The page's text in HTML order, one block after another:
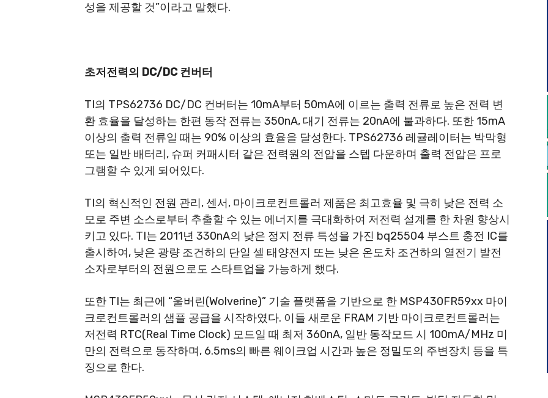
성을 제공할 것”이라고 말했다.
초저전력의 DC/DC컨버터
TI의 TPS62736 DC/DC 컨버터는 10mA부터 50mA에 이르는 출력 전류로 높은 전력 변
환 효율을 달성하는 한편 동작 전류는 350nA, 대기 전류는 20nA에 불과하다. 또한 15mA
이상의 출력 전류일 때는 90% 이상의 효율을 달성한다. TPS62736 레귤레이터는 박막형
또는 일반 배터리, 슈퍼 커패시터 같은 전력원의 전압을 스텝 다운하며 출력 전압은 프로
그램할 수 있게 되어있다.
TI의 혁신적인 전원 관리, 센서, 마이크로컨트롤러 제품은 최고효율 및 극히 낮은 전력 소
모로 주변 소스로부터 추출할 수 있는 에너지를 극대화하여 저전력 설계를 한 차원 향상시
키고 있다. TI는 2011년 330nA의 낮은 정지 전류 특성을 가진 bq25504 부스트 충전 IC를
출시하여, 낮은 광량 조건하의 단일 셀 태양전지 또는 낮은 온도차 조건하의 열전기 발전
소자로부터의 전원으로도 스타트업을 가능하게 했다.
또한 TI는 최근에 “울버린(Wolverine)” 기술 플랫폼을 기반으로 한 MSP430FR59xx 마이
크로컨트롤러의 샘플 공급을 시작하였다. 이들 새로운 FRAM 기반 마이크로컨트롤러는
저전력 RTC(Real Time Clock) 모드일 때 최저 360nA, 일반 동작모드 시 100mA/MHz 미
만의 전력으로 동작하며, 6.5ms의 빠른 웨이크업 시간과 높은 정밀도의 주변장치 등을 특
징으로 한다.